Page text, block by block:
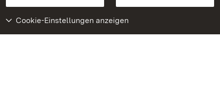
Cookie-Einstellungen anzeigen
Weiteres